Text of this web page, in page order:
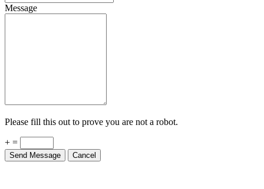
Message
Please fill this out to prove you are not a robot.
+ =
Send Message Cancel